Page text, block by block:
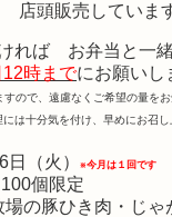
店頭販売していま
れば お弁当と一
時までにお願いし
すので、遠慮なくご希望の量を
十分気を付け、早めにお召し
（火） ※今月は１回です
個限定
豚ひき肉・じゃ